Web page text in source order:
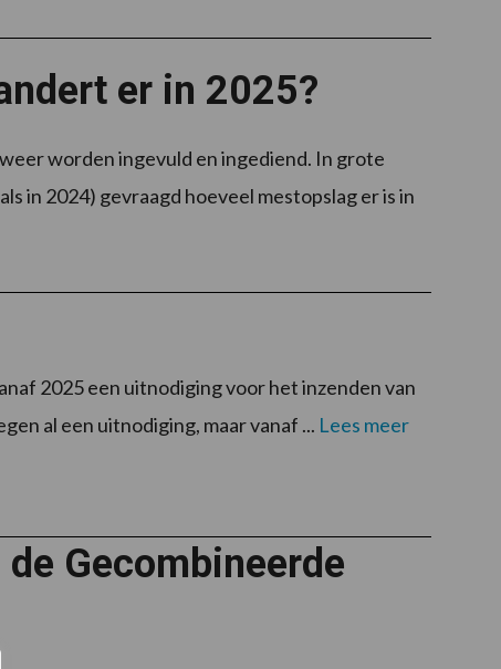
er in 2025?
worden ingevuld en ingediend. In grote
in 2024) gevraagd hoeveel mestopslag er is in
2025 een uitnodiging voor het inzenden van
al een uitnodiging, maar vanaf ... Lees meer
Gecombineerde